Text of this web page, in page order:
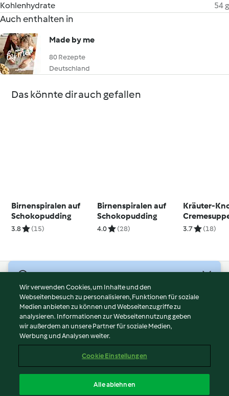
Kohlenhydrate
54 g
Auch enthalten in
Made by me
80 Rezepte
Deutschland
Das könnte dir auch gefallen
Birnenspiralen auf
Schokopudding
3.8 (15)
Birnenspiralen auf
Schokopudding
4.0 (28)
Kräuter-
Schnecken
3.7 (18)
Nutzungsbedingungen
Datenschutzrichtlinien
Disclaimer
Impressum
Inhalt melden
Erklärung zur Barrierefreiheit
Wir verwenden Cookies, um Inhalte und den
Webseitenbesuch zu personalisieren, Funktionen für soziale
Medien anbieten zu können und Webseitenzugriffe zu
analysieren. Informationen zur Webseitennutzung geben
wir außerdem an unsere Partner für soziale Medien,
Werbung und Analysen weiter.
Cookie Einstellungen
Alle ablehnen